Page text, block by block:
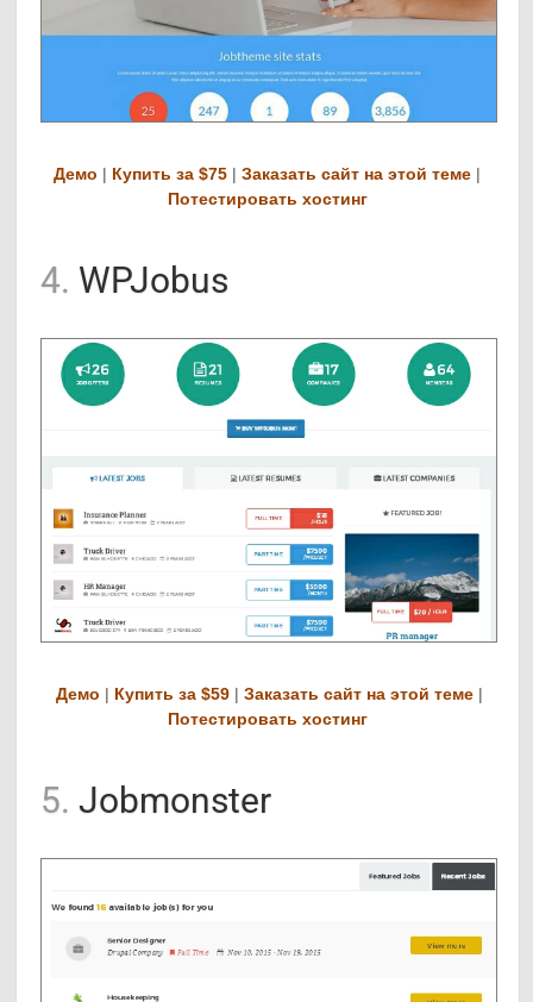
Демо | Купить за $75 |Заказать сайт на этой теме |
Потестировать хостинг
4. WPJobus
Демо | Купить за $59 |Заказать сайт на этой теме |
Потестировать хостинг
5. Jobmonster